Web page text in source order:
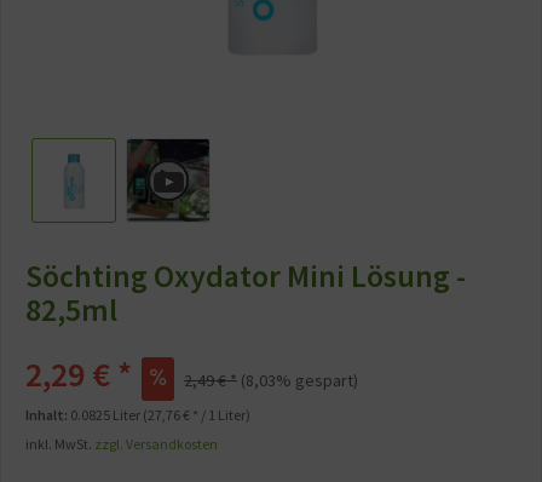
Söchting Oxydator Mini Lösung -
82,5ml
2,29 € * 2,49 € * (8,03% gespart)
Inhalt: 0.0825 Liter (27,76 € * / 1 Liter)
inkl. MwSt. zzgl. Versandkosten